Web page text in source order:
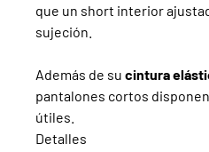
que un short interior
sujeción.
Además de su cintura
pantalones cortos
útiles.
Detalles